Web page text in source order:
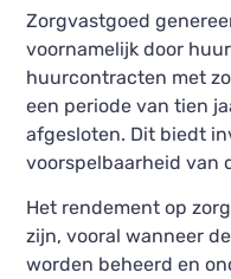
Zorgvastgoed
voornamelijk door
huurcontracten met
een periode van tien
afgesloten. Dit biedt
voorspelbaarheid van
Het rendement op
zijn, vooral wanneer
worden beheerd en